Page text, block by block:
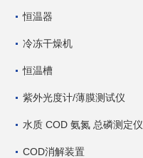
恒温器
冷冻干燥机
恒温槽
紫外光度计/薄膜测试仪
水质 COD 氨氮 总磷测定仪
COD消解装置